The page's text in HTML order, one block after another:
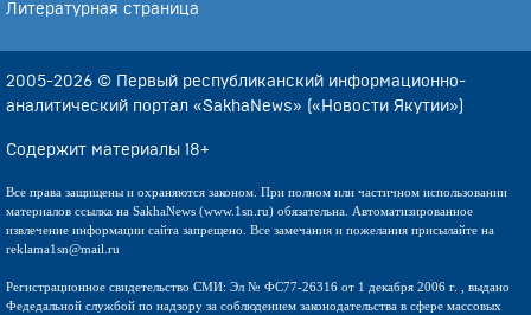
Литературная страница
2005-2026 © Первый республиканский информационно-
аналитический портал «SakhaNews» («Новости Якутии»)
Содержит материалы 18+
Все права защищены и охраняются законом. При полном или частичном использовании
материалов ссылка на SakhaNews (www.1sn.ru) обязательна. Автоматизированное
извлечение информации сайта запрещено. Все замечания и пожелания присылайте на
reklama1sn@mail.ru
Регистрационное свидетельство СМИ: Эл № ФС77-26316 от 1 декабря 2006 г. , выдано
Федедальной службой по надзору за соблюдением законодательства в сфере массовых